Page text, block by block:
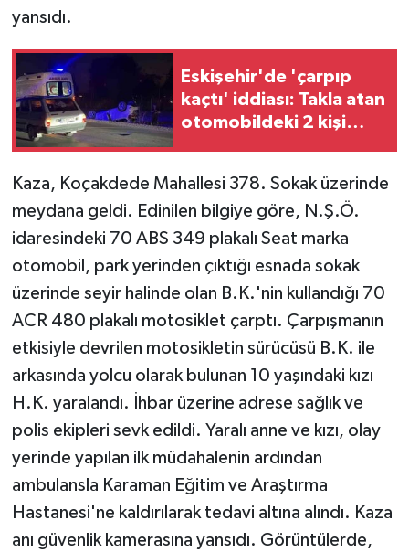
yansıdı.
Eskişehir'de 'çarpıp
kaçtı' iddiası: Takla atan
otomobildeki 2 kişi
Kaza, Koçakdede Mahallesi 378. Sokak üzerinde
meydana geldi. Edinilen bilgiye göre, N.Ş.Ö.
idaresindeki 70 ABS 349 plakalı Seat marka
otomobil, park yerinden çıktığı esnada sokak
üzerinde seyir halinde olan B.K.'nin kullandığı 70
ACR 480 plakalı motosiklet çarptı. Çarpışmanın
etkisiyle devrilen motosikletin sürücüsü B.K. ile
arkasında yolcu olarak bulunan 10 yaşındaki kızı
H.K. yaralandı. İhbar üzerine adrese sağlık ve
polis ekipleri sevk edildi. Yaralı anne ve kızı, olay
yerinde yapılan ilk müdahalenin ardından
ambulansla Karaman Eğitim ve Araştırma
Hastanesi'ne kaldırılarak tedavi altına alındı. Kaza
anı güvenlik kamerasına yansıdı. Görüntülerde,